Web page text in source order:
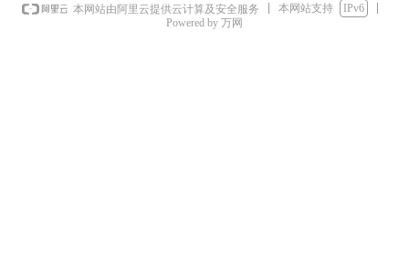
本网站由阿里云提供云计算及安全服务 本网站支持
IPv6
Powered by 万网